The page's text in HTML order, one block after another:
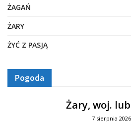
ŻAGAŃ
ŻARY
ŻYĆ Z PASJĄ
Pogoda
Żary, woj.
7 sierpnia 2026